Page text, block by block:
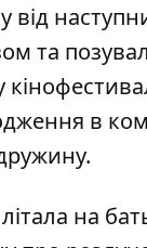
від
та
в
на